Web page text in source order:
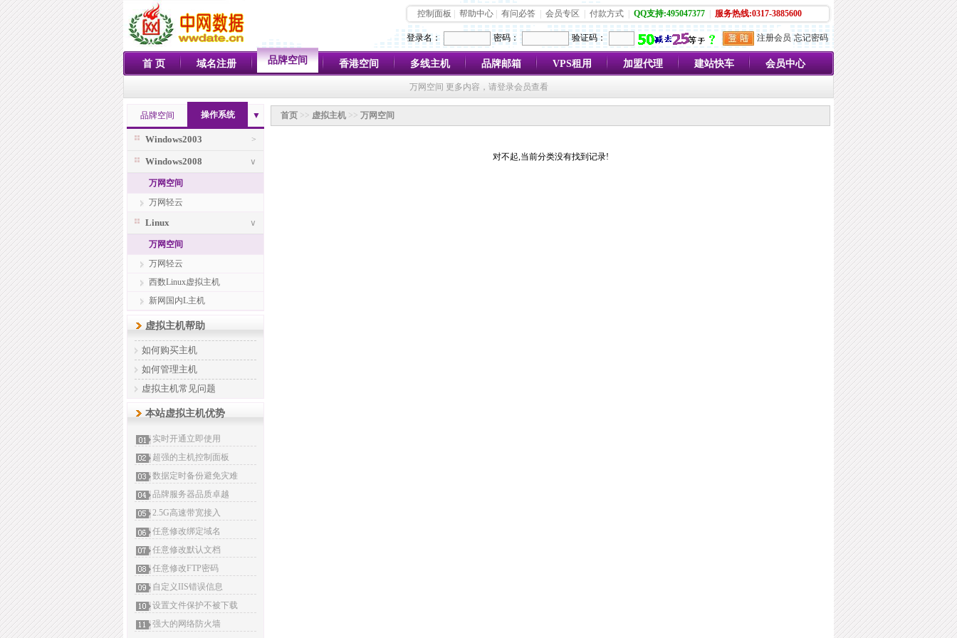
控制面板 帮助中心 有问必答 会员专区 付款方式 QQ支持:495047377 服务热线:0317-3885600
登录名： 密码： 验证码： 注册会员 忘记密码
首 页 域名注册 品牌空间 香港空间 多线主机 品牌邮箱 VPS租用 加盟代理 建站快车 会员中心
万网空间 更多内容，请登录会员查看
品牌空间 操作系统 ▼
>
Windows2003
∨
Windows2008
万网空间
万网轻云
∨
Linux
万网空间
万网轻云
西数Linux虚拟主机
新网国内L主机
虚拟主机帮助
如何购买主机
如何管理主机
虚拟主机常见问题
本站虚拟主机优势
实时开通立即使用
超强的主机控制面板
数据定时备份避免灾难
品牌服务器品质卓越
2.5G高速带宽接入
任意修改绑定域名
任意修改默认文档
任意修改FTP密码
自定义IIS错误信息
设置文件保护不被下载
强大的网络防火墙
首页 >> 虚拟主机 >> 万网空间
对不起,当前分类没有找到记录!